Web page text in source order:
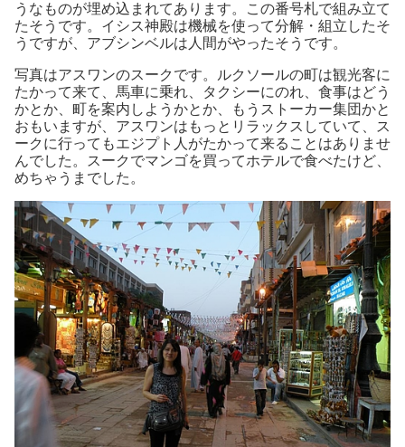
うなものが埋め込まれてあります。この番号札で組み立て
たそうです。イシス神殿は機械を使って分解・組立したそ
うですが、アブシンベルは人間がやったそうです。
写真はアスワンのスークです。ルクソールの町は観光客に
たかって来て、馬車に乗れ、タクシーにのれ、食事はどう
かとか、町を案内しようかとか、もうストーカー集団かと
おもいますが、アスワンはもっとリラックスしていて、ス
ークに行ってもエジプト人がたかって来ることはありませ
んでした。スークでマンゴを買ってホテルで食べたけど、
めちゃうまでした。